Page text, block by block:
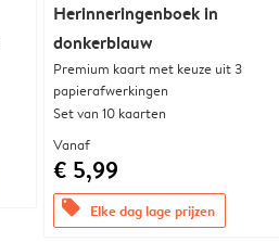
Herinneringenboek in
donkerblauw
Premium kaart met keuze uit 3
papierafwerkingen
Set van 10 kaarten
Vanaf
€ 5,99
offers Elke dag lage prijzen